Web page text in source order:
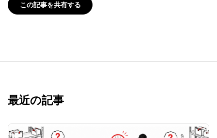
この記事を共有する
最近の記事